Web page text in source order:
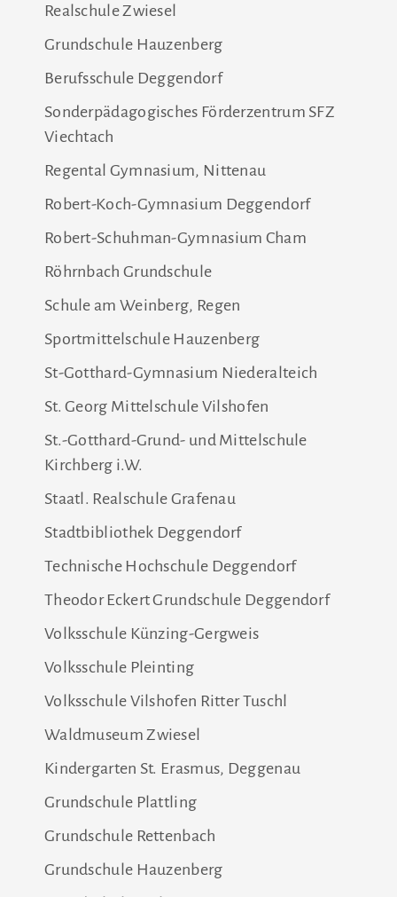
Realschule Zwiesel
Grundschule Hauzenberg
Berufsschule Deggendorf
Sonderpädagogisches Förderzentrum SFZ
Viechtach
Regental Gymnasium, Nittenau
Robert-Koch-Gymnasium Deggendorf
Robert-Schuhman-Gymnasium Cham
Röhrnbach Grundschule
Schule am Weinberg, Regen
Sportmittelschule Hauzenberg
St-Gotthard-Gymnasium Niederalteich
St. Georg Mittelschule Vilshofen
St.-Gotthard-Grund- und Mittelschule
Kirchberg i.W.
Staatl. Realschule Grafenau
Stadtbibliothek Deggendorf
Technische Hochschule Deggendorf
Theodor Eckert Grundschule Deggendorf
Volksschule Künzing-Gergweis
Volksschule Pleinting
Volksschule Vilshofen Ritter Tuschl
Waldmuseum Zwiesel
Kindergarten St. Erasmus, Deggenau
Grundschule Plattling
Grundschule Rettenbach
Grundschule Hauzenberg